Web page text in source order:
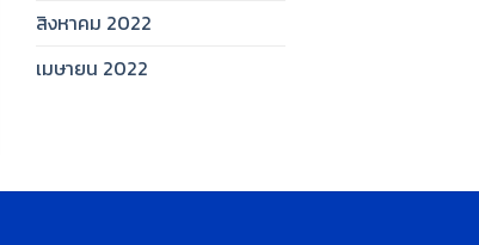
สิงหาคม 2022
เมษายน 2022